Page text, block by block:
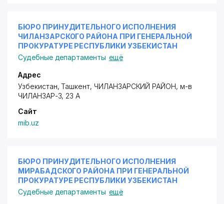
БЮРО ПРИНУДИТЕЛЬНОГО ИСПОЛНЕНИЯ
ЧИЛАНЗАРСКОГО РАЙОНА ПРИ ГЕНЕРАЛЬНОЙ
ПРОКУРАТУРЕ РЕСПУБЛИКИ УЗБЕКИСТАН
Судебные департаменты ещё
Адрес
Узбекистан, Ташкент, ЧИЛАНЗАРСКИЙ РАЙОН, м-в
ЧИЛАНЗАР-3, 23 А
Сайт
mib.uz
БЮРО ПРИНУДИТЕЛЬНОГО ИСПОЛНЕНИЯ
МИРАБАДСКОГО РАЙОНА ПРИ ГЕНЕРАЛЬНОЙ
ПРОКУРАТУРЕ РЕСПУБЛИКИ УЗБЕКИСТАН
Судебные департаменты ещё